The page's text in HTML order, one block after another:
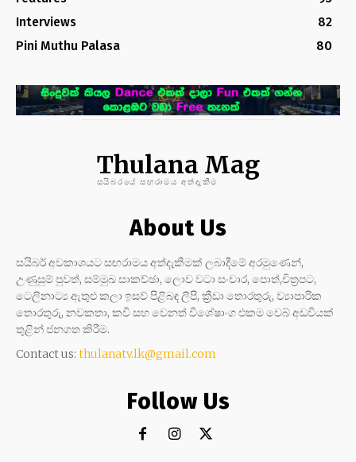
Interviews
82
Pini Muthu Palasa
80
Thulana Mag
සයිබරයේ සඟරාමය අත්දැකීම
About Us
සයිබර් අවකාශයට සඟරාමය අත්දැකීමක් ලබාදීමේ අරමුණෙන්,
උණුසුම් පුවත්, සම්මුඛ සාකච්ඡා, ලොව වටා සංචාර, පොත්,චිත්‍රපට,
ටෙලිනාට්‍ය ඇතුළු කලා ඉසව් පිළිබඳ ලිපි, ක්‍රීඩා තොරතුරු, ව්‍යාපාරික
තොරතුරු, නවකතා, කවි සහ වෙනත් විශේෂාංග එකම වෙබ් අඩවියක්
තුළින් ජනගත කිරීම.
Contact us: thulanatv.lk@gmail.com
Follow Us